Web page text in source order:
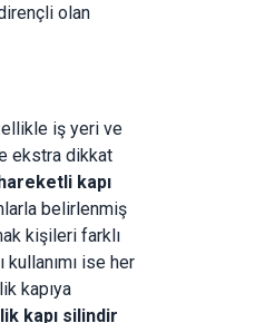
olan
iş yeri ve
ekstra dikkat
kapı
belirlenmiş
kişileri farklı
ise her
kapıya
kapı silindir